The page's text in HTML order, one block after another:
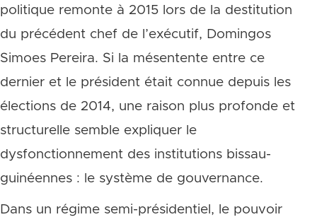
politique remonte à 2015 lors de la destitution
du précédent chef de l’exécutif, Domingos
Simoes Pereira. Si la mésentente entre ce
dernier et le président était connue depuis les
élections de 2014, une raison plus profonde et
structurelle semble expliquer le
dysfonctionnement des institutions bissau-
guinéennes : le système de gouvernance.
Dans un régime semi-présidentiel, le pouvoir